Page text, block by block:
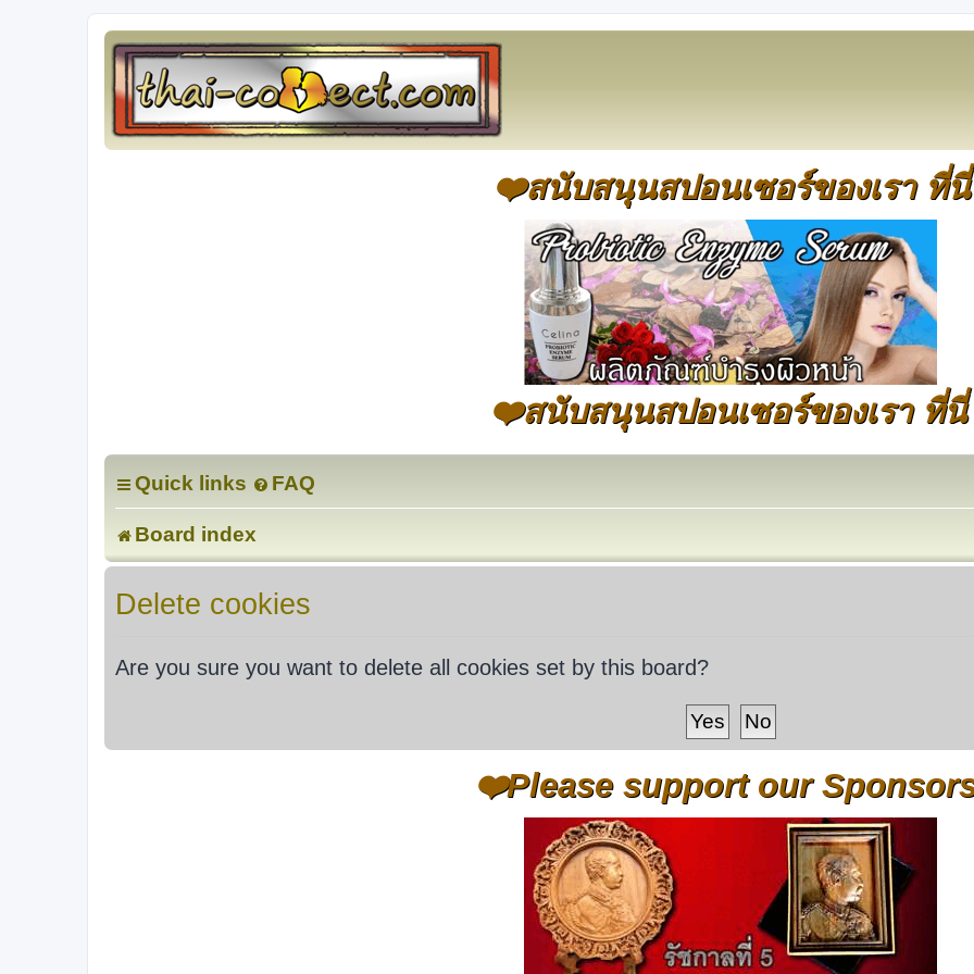
❤️สนับสนุนสปอนเซอร์ของเรา ที่นี่
❤️สนับสนุนสปอนเซอร์ของเรา ที่นี่
Quick links FAQ
Board index
Delete cookies
Are you sure you want to delete all cookies set by this board?
❤️Please support our